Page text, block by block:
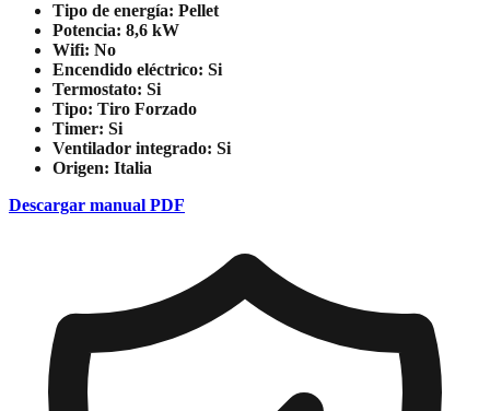
Tipo de energía: Pellet
Potencia: 8,6 kW
Wifi: No
Encendido eléctrico: Si
Termostato: Si
Tipo: Tiro Forzado
Timer: Si
Ventilador integrado: Si
Origen: Italia
Descargar manual PDF